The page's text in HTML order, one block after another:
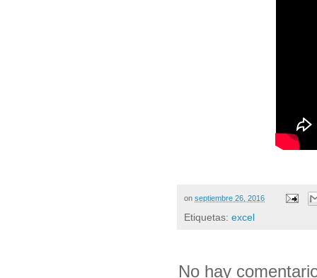
on septiembre 26, 2016
Etiquetas: excel
No hay